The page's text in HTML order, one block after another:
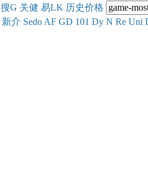
搜G 关健 易LK 历史价格
新介 Sedo AF GD 101 Dy N Re Uni